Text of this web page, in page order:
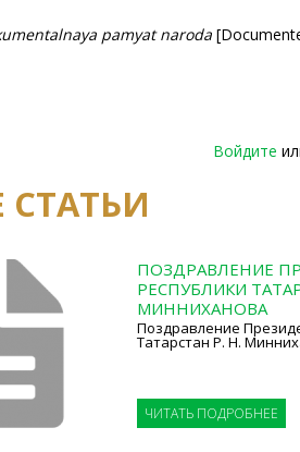
pamyat naroda
Войдите
СТАТЬИ
ПОЗДРАВЛЕНИЕ
РЕСПУБЛИКИ
МИННИХАНОВА
Поздравление
Татарстан Р. Н.
ЧИТАТЬ ПОДРОБНЕЕ